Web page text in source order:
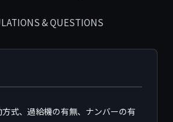
& QUESTIONS
方式、過給機の有無、ナンバーの有